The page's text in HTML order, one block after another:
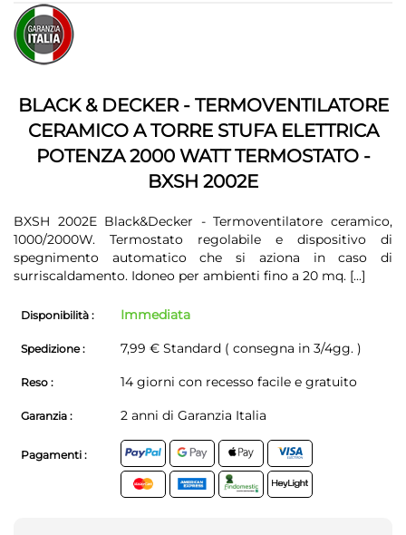
Vai
alla
fine
della
di
Vai
all'inizio
della
galleria
immagini
BLACK & DECKER - TERMOVENTILATORE
CERAMICO A TORRE STUFA ELETTRICA
POTENZA 2000 WATT TERMOSTATO -
BXSH 2002E
BXSH 2002E Black&Decker - Termoventilatore ceramico,
1000/2000W. Termostato regolabile e dispositivo di
spegnimento automatico che si aziona in caso di
surriscaldamento. Idoneo per ambienti fino a 20 mq. [...]
Disponibilità : Immediata
Spedizione : 7,99 € Standard ( consegna in 3/4gg. )
Reso : 14 giorni con recesso facile e gratuito
Garanzia : 2 anni di Garanzia Italia
Pagamenti :